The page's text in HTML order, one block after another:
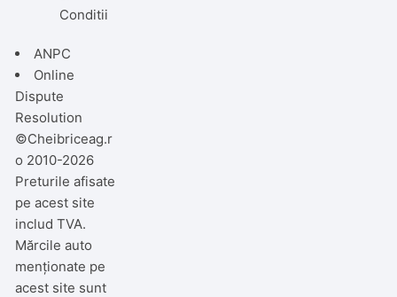
Conditii
ANPC
Online
Dispute
Resolution
©Cheibriceag.r
o 2010-2026
Preturile afisate
pe acest site
includ TVA.
Mărcile auto
menționate pe
acest site sunt